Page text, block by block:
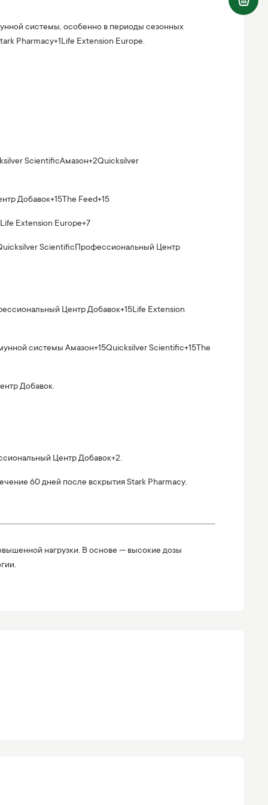
системы, особенно в периоды сезонных
Pharmacy+1Life Extension Europe.
ScientificАмазон+2Quicksilver
Добавок+15The Feed+15
Life Extension Europe+7
ScientificПрофессиональный Центр
Центр Добавок+15Life Extension
системы Амазон+15Quicksilver Scientific+15The
Добавок.
Центр Добавок+2.
60 дней после вскрытияStark Pharmacy.
нагрузки. В основе — высокие дозы